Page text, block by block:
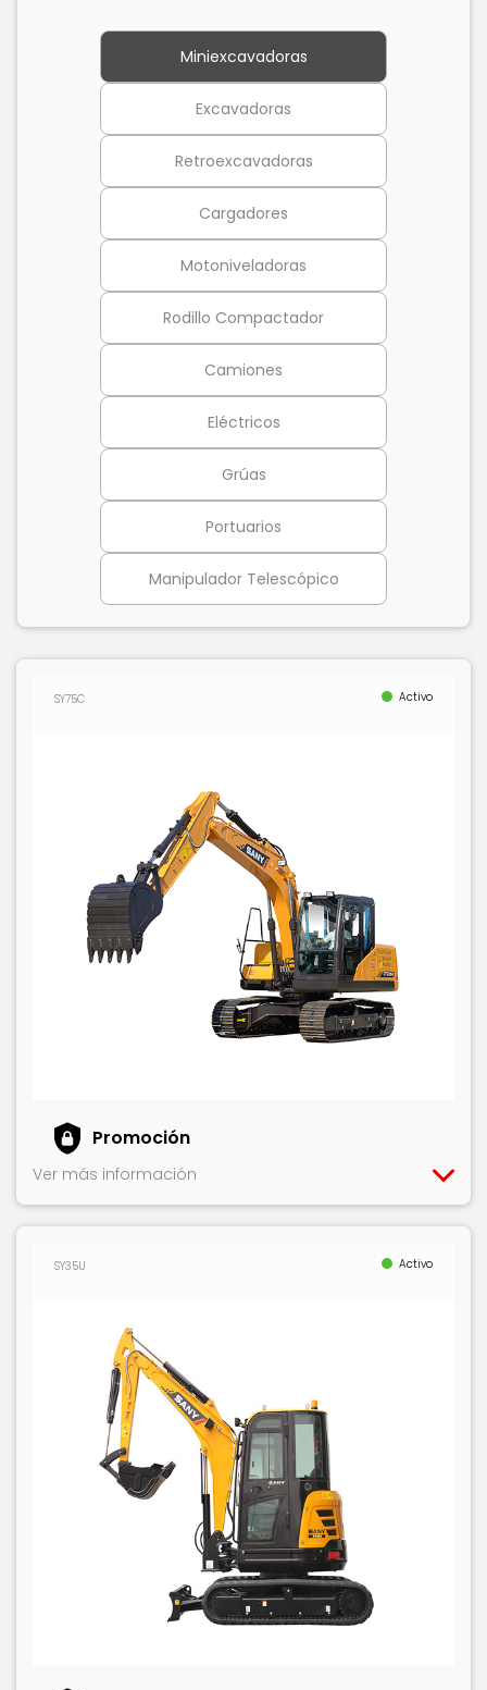
Miniexcavadoras
Excavadoras
Retroexcavadoras
Cargadores
Motoniveladoras
Rodillo Compactador
Camiones
Eléctricos
Grúas
Portuarios
Manipulador Telescópico
SY75C Activo
Promoción
Ver más información
SY35U Activo